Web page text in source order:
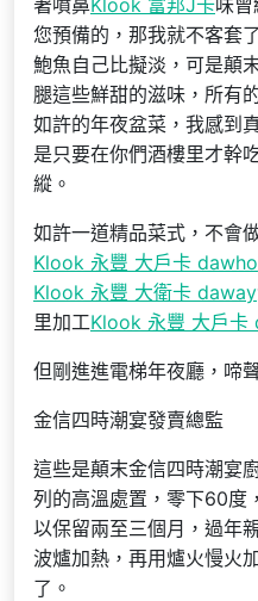
著噴鼻Klook 富邦J卡味
您預備的，那我就不客套
鮑魚自己比擬淡，可是顛
腿這些鮮甜的滋味，所有
如許的年夜盆菜，我感到
是只要在你們酒樓里才幹
縱。
如許一道精品菜式，不會
Klook 永豐 大戶卡 dawho
Klook 永豐 大衛卡 daway
里加工Klook 永豐 大戶卡
但剛進進電梯年夜廳，啼
金信四時潮宴發賣總監
這些是顛末金信四時潮宴
列的高溫處置，零下60度
以保留兩至三個月，過年
波爐加熱，再用爐火慢火
了。